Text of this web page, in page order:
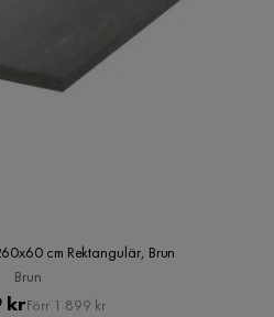
cm Rektangulär, Brun
Brun
Pris
krOriginal
Förr 1 899 kr